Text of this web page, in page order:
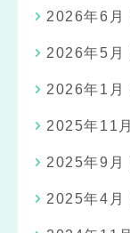
2026年6月
2026年5月
2026年1月
2025年11月
2025年9月
2025年4月